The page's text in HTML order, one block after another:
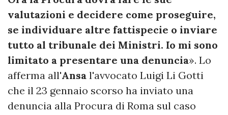
valutazioni e decidere come proseguire,
se individuare altre fattispecie o inviare
tutto al tribunale dei Ministri. Io mi sono
limitato a presentare una denuncia». Lo
afferma all'Ansa l'avvocato Luigi Li Gotti
che il 23 gennaio scorso ha inviato una
denuncia alla Procura di Roma sul caso